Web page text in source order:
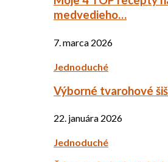
medvedieho…
7. marca 2026
Jednoduché
Výborné tvarohové
22. januára 2026
Jednoduché